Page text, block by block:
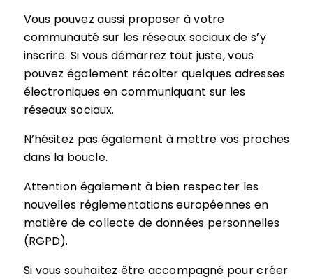
Vous pouvez aussi proposer à votre
communauté sur les réseaux sociaux de s’y
inscrire. Si vous démarrez tout juste, vous
pouvez également récolter quelques adresses
électroniques en communiquant sur les
réseaux sociaux.
N’hésitez pas également à mettre vos proches
dans la boucle.
Attention également à bien respecter les
nouvelles réglementations européennes en
matière de collecte de données personnelles
(RGPD).
Si vous souhaitez être accompagné pour créer